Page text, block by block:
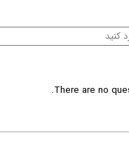
There are no